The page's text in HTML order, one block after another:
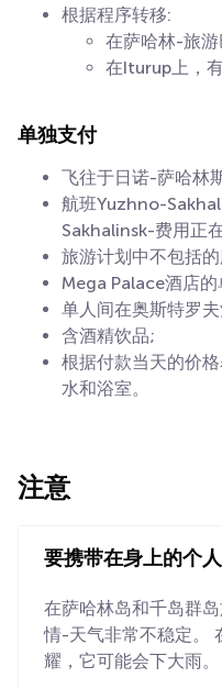
根据程序转移:
在萨哈林-旅游
在Iturup上，
单独支付
飞往于日诺-萨哈林
航班Yuzhno-
Sakhalinsk-费用正
旅游计划中不包括
Mega Palace酒店
单人间在奥斯特罗
含酒精饮品;
根据付款当天的价
水和浴室。
注意
要携带在身上的个
在萨哈林岛和千岛群
情-天气非常不稳定。
耀，它可能会下大雨。